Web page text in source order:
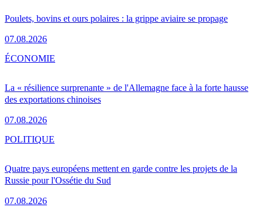
Poulets, bovins et ours polaires : la grippe aviaire se propage
07.08.2026
La « résilience surprenante » de l'Allemagne face à la forte hausse
des exportations chinoises
07.08.2026
ÉCONOMIE
Quatre pays européens mettent en garde contre les projets de la
Russie pour l'Ossétie du Sud
07.08.2026
POLITIQUE